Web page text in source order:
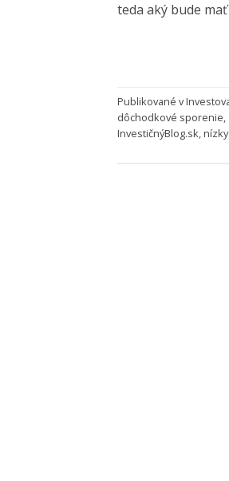
teda aký bude
Publikované v
dôchodkové sporenie
InvestičnýBlog.sk